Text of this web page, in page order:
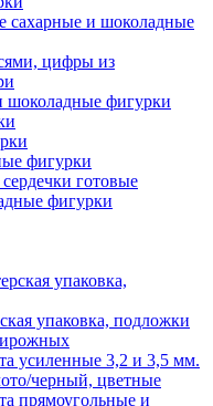
сахарные и шоколадные
цифры из
шоколадные фигурки
фигурки
готовые
фигурки
упаковка, подложки
усиленные 3,2 и 3,5 мм.
черный, цветные
прямоугольные и